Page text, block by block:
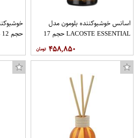
اسانس خوشبوکننده بلومون مدل
LACOSTE ESSENTIAL حجم 17
۴۵۸,۸۵۰
حجم 12 میلی لیتر